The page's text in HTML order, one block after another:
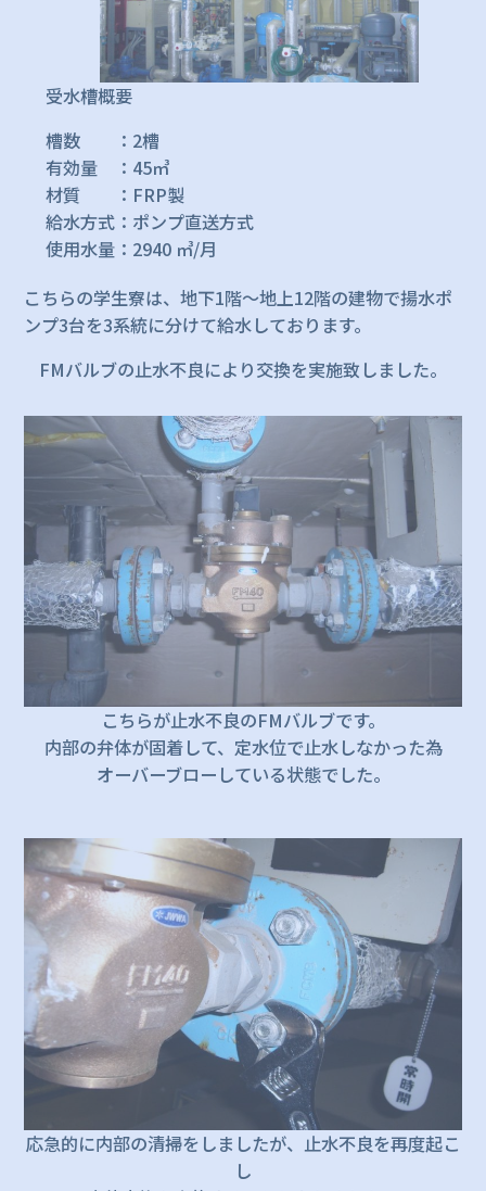
受水槽概要
槽数 ：2槽
有効量 ：45㎥
材質 ：FRP製
給水方式：ポンプ直送方式
使用水量：2940 ㎥/月
こちらの学生寮は、地下1階～地上12階の建物で揚水ポ
ンプ3台を3系統に分けて給水しております。
FMバルブの止水不良により交換を実施致しました。
こちらが止水不良のFMバルブです。
内部の弁体が固着して、定水位で止水しなかった為
オーバーブローしている状態でした。
応急的に内部の清掃をしましたが、止水不良を再度起こ
し